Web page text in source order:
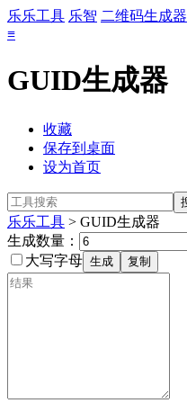
乐乐工具 乐智 二维码生成器
≡
GUID生成器
收藏
保存到桌面
设为首页
乐乐工具 > GUID生成器
生成数量：
大写字母 生成 复制